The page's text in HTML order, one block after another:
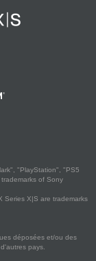
"PlayStation", "PS5
of Sony
Series X|S are trademarks
déposées et/ou des
pays.